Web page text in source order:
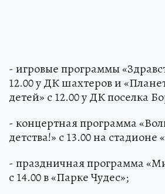
- игровые программы
12.00 у ДК шахтеров и
детей» с 12.00 у ДК поселка
- концертная программа
детства!» с 13.00 на
- праздничная программа
с 14.00 в «Парке Чудес»;